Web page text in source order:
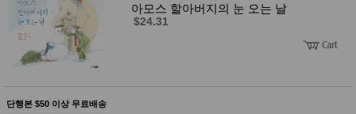
아모스 할아버지의 눈 오는 날
$24.31
단행본 $50 이상 무료배송